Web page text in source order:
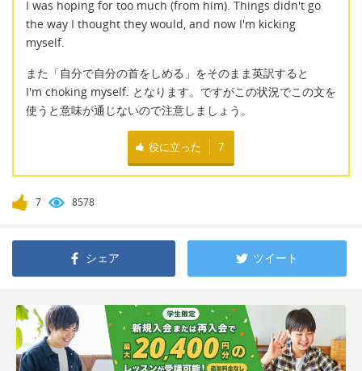
I was hoping for too much (from him). Things didn't go
the way I thought they would, and now I'm kicking
myself.
また「自分で自分の首をしめる」をそのまま英訳すると
I'm choking myself. となります。ですがこの状況でこの文を
使うと意味が通じないので注意しましょう。
役に立った 7
7 8578
シェア ツイート